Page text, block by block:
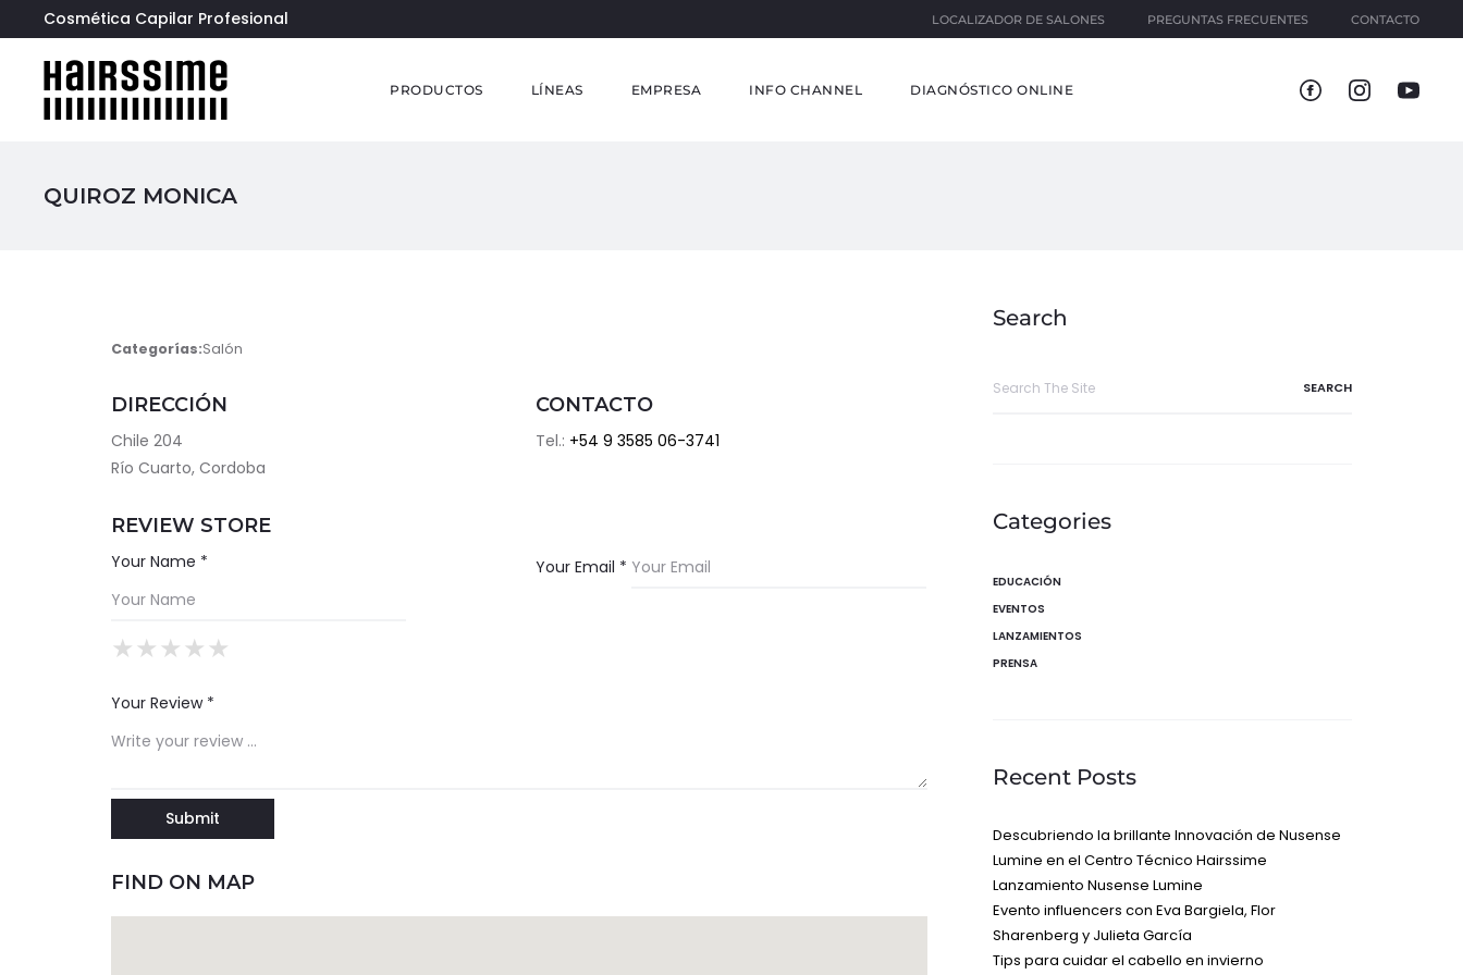
Cosmética Capilar Profesional LOCALIZADOR DE SALONES PREGUNTAS FRECUENTES CONTACTO
PRODUCTOS LÍNEAS EMPRESA INFO CHANNEL DIAGNÓSTICO ONLINE
QUIROZ MONICA
Categorías:Salón
DIRECCIÓN
Chile 204
Río Cuarto, Cordoba
CONTACTO
Tel.: +54 9 3585 06-3741
REVIEW STORE
Your Name * Your Email *
★
★★
★★★
★★★★
★★★★★
Your Review *
FIND ON MAP
Search
Categories
EDUCACIÓN
EVENTOS
LANZAMIENTOS
PRENSA
Recent Posts
Descubriendo la brillante Innovación de Nusense
Lumine en el Centro Técnico Hairssime
Lanzamiento Nusense Lumine
Evento influencers con Eva Bargiela, Flor
Sharenberg y Julieta García
Tips para cuidar el cabello en invierno